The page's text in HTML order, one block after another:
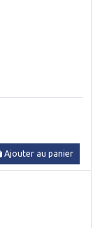
Ajouter au panier